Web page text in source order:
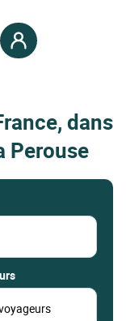
dans
Perouse